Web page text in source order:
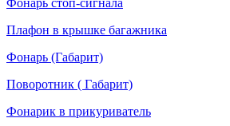
Плафон в крышке багажника
Фонарь (Габарит)
Поворотник ( Габарит)
Фонарик в прикуриватель